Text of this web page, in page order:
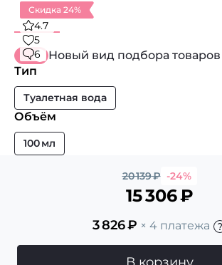
Скидка 24%
4.7
5
6
Новый вид подбора товаров
Тип
Туалетная вода
Объём
100 мл
20 139₽ -24%
15 306₽
3 826₽ × 4 платежа